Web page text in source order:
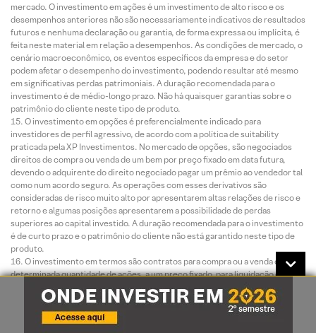
mercado. O investimento em ações é um investimento de alto risco e os
desempenhos anteriores não são necessariamente indicativos de resultados
futuros e nenhuma declaração ou garantia, de forma expressa ou implícita, é
feita neste material em relação a desempenhos. As condições de mercado, o
cenário macroeconômico, os eventos específicos da empresa e do setor
podem afetar o desempenho do investimento, podendo resultar até mesmo
em significativas perdas patrimoniais. A duração recomendada para o
investimento é de médio-longo prazo. Não há quaisquer garantias sobre o
patrimônio do cliente neste tipo de produto.
O investimento em opções é preferencialmente indicado para
investidores de perfil agressivo, de acordo com a política de suitability
praticada pela XP Investimentos. No mercado de opções, são negociados
direitos de compra ou venda de um bem por preço fixado em data futura,
devendo o adquirente do direito negociado pagar um prêmio ao vendedor tal
como num acordo seguro. As operações com esses derivativos são
consideradas de risco muito alto por apresentarem altas relações de risco e
retorno e algumas posições apresentarem a possibilidade de perdas
superiores ao capital investido. A duração recomendada para o investimento
é de curto prazo e o patrimônio do cliente não está garantido neste tipo de
produto.
O investimento em termos são contratos para compra ou a venda de uma
determinada quantidade de ações, a um preço fixado, para liquidação em
prazo determinado. O prazo do contrato a Termo é livremente escolhido
pelos investidores, obedecendo o prazo mínimo de 16 dias e máximo de 999
dias corridos. O preço será o valor da ação adicionado de uma parcela
correspondente aos juros – que são fixados livremente em mercado, em